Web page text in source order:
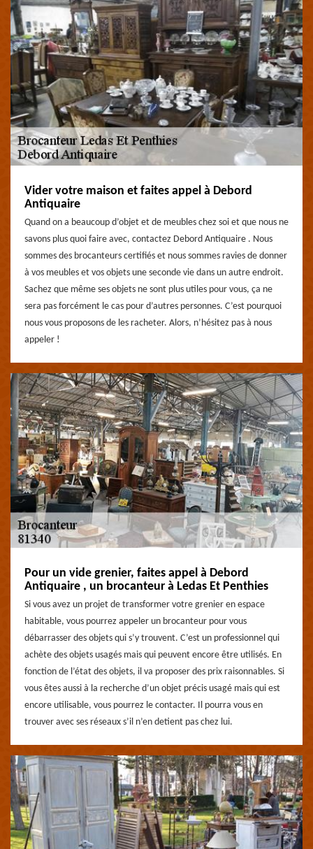
Vider votre maison et faites appel à Debord
Antiquaire
Quand on a beaucoup d’objet et de meubles chez soi et que nous ne
savons plus quoi faire avec, contactez Debord Antiquaire . Nous
sommes des brocanteurs certifiés et nous sommes ravies de donner
à vos meubles et vos objets une seconde vie dans un autre endroit.
Sachez que même ses objets ne sont plus utiles pour vous, ça ne
sera pas forcément le cas pour d’autres personnes. C’est pourquoi
nous vous proposons de les racheter. Alors, n’hésitez pas à nous
appeler !
Pour un vide grenier, faites appel à Debord
Antiquaire , un brocanteur à Ledas Et Penthies
Si vous avez un projet de transformer votre grenier en espace
habitable, vous pourrez appeler un brocanteur pour vous
débarrasser des objets qui s’y trouvent. C’est un professionnel qui
achète des objets usagés mais qui peuvent encore être utilisés. En
fonction de l’état des objets, il va proposer des prix raisonnables. Si
vous êtes aussi à la recherche d’un objet précis usagé mais qui est
encore utilisable, vous pourrez le contacter. Il pourra vous en
trouver avec ses réseaux s’il n’en detient pas chez lui.